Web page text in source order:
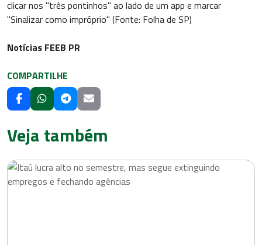
clicar nos "três pontinhos" ao lado de um app e marcar
"Sinalizar como impróprio" (Fonte: Folha de SP)
Notícias FEEB PR
COMPARTILHE
Veja também